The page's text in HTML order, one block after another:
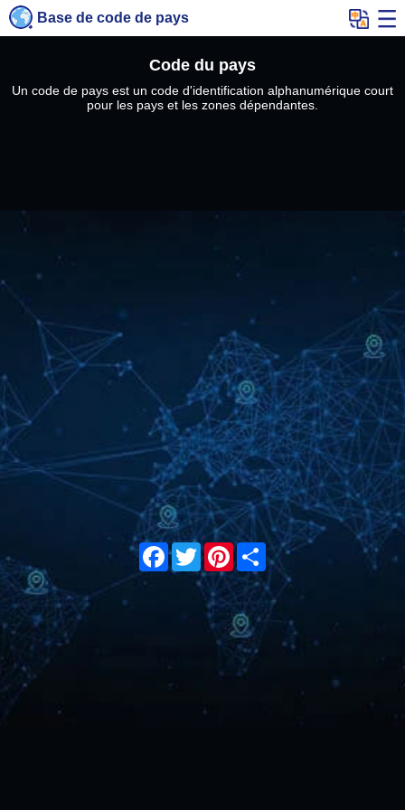
Base de code de pays
Code du pays
Un code de pays est un code d'identification alphanumérique court
pour les pays et les zones dépendantes.
Facebook
TwitterPinterest
Share